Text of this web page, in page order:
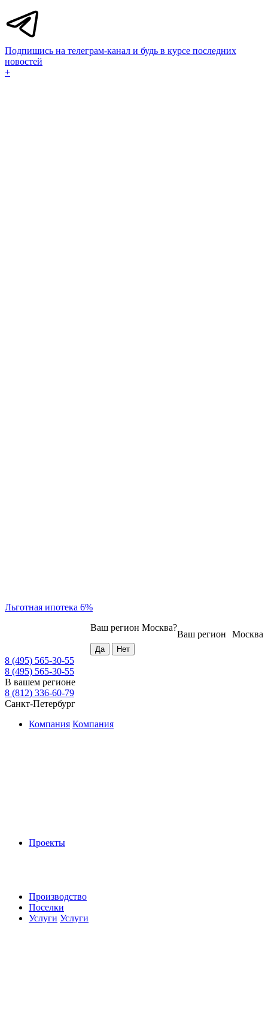
Подпишись на телеграм-канал и будь в курсе последних
новостей
+
Льготная ипотека 6%
Москва
Ваш регион
Ваш регион Москва?
8 (495) 565-30-55
8 (495) 565-30-55
В вашем регионе
8 (812) 336-60-79
Санкт-Петербург
Компания Компания
Проекты
Производство
Поселки
Услуги Услуги